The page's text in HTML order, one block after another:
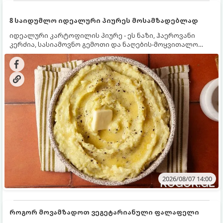
8 საიდუმლო იდეალური პიურეს მოსამზადებლად
იდეალური კარტოფილის პიურე - ეს ნაზი, ჰაეროვანი
კერძია, სასიამოვნო გემოთი და ნაღების-მოყვითალო
ფერით. მისი მომზადება ძალიან მარტივია, მაგრამ
არსებობს რამდენიმე საიდუმლო, რომლებიც უნდა
იცოდეთ, რომ პიურე იდეალურად გემრიელი გამოვიდეს.
2026/08/07 14:00
როგორ მოვამზადოთ ვეგეტარიანული ფალაფელი